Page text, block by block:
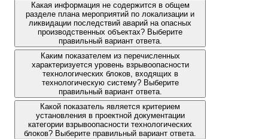
Какая информация не содержится в общем
разделе плана мероприятий по локализации и
ликвидации последствий аварий на опасных
производственных объектах? Выберите
правильный вариант ответа.
Каким показателем из перечисленных
характеризуется уровень взрывоопасности
технологических блоков, входящих в
технологическую систему? Выберите
правильный вариант ответа.
Какой показатель является критерием
установления в проектной документации
категории взрывоопасности технологических
блоков? Выберите правильный вариант ответа.